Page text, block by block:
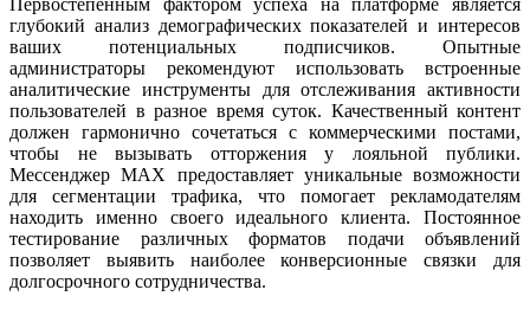
глубокий анализ демографических показателей и интересов
ваших потенциальных подписчиков. Опытные
администраторы рекомендуют использовать встроенные
аналитические инструменты для отслеживания активности
пользователей в разное время суток. Качественный контент
должен гармонично сочетаться с коммерческими постами,
чтобы не вызывать отторжения у лояльной публики.
Мессенджер MAX предоставляет уникальные возможности
для сегментации трафика, что помогает рекламодателям
находить именно своего идеального клиента. Постоянное
тестирование различных форматов подачи объявлений
позволяет выявить наиболее конверсионные связки для
долгосрочного сотрудничества.